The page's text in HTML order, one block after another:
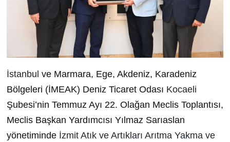
İstanbul ve Marmara, Ege, Akdeniz, Karadeniz
Bölgeleri (İMEAK) Deniz Ticaret Odası Kocaeli
Şubesi’nin Temmuz Ayı 22. Olağan Meclis Toplantısı,
Meclis Başkan Yardımcısı Yılmaz Sarıaslan
yönetiminde İzmit Atık ve Artıkları Arıtma Yakma ve